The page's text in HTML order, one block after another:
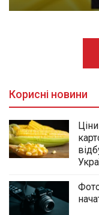
Корисні новини